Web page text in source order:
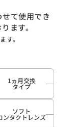
て使用でき
ます。
す。
1ヵ月交換
タイプ
ソフト
ンタクトレンズ